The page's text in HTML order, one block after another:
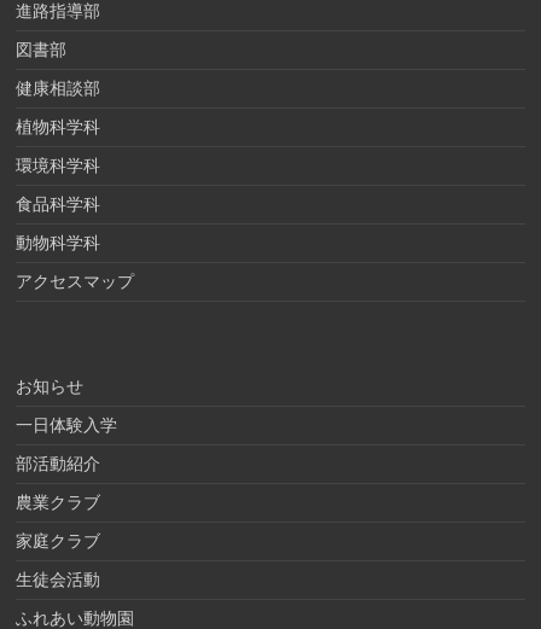
進路指導部
図書部
健康相談部
植物科学科
環境科学科
食品科学科
動物科学科
アクセスマップ
お知らせ
一日体験入学
部活動紹介
農業クラブ
家庭クラブ
生徒会活動
ふれあい動物園